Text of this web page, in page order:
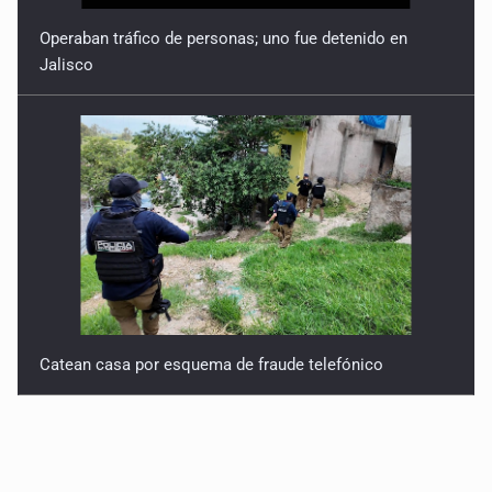
Operaban tráfico de personas; uno fue detenido en
Jalisco
Catean casa por esquema de fraude telefónico